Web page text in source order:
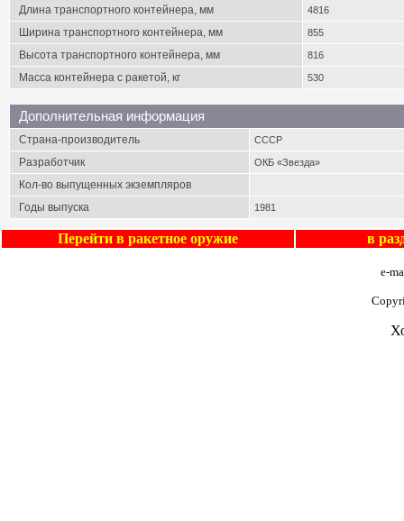
Длина транспортного контейнера, мм 4816
Ширина транспортного контейнера, мм 855
Высота транспортного контейнера, мм 816
Масса контейнера с ракетой, кг 530
Дополнительная информация
Страна-производитель СССР
Разработчик ОКБ «Звезда»
Кол-во выпущенных экземпляров
Годы выпуска
1981
Перейти в ракетное оружие в
e-